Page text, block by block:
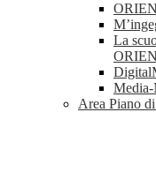
La
Media-
Area Piano